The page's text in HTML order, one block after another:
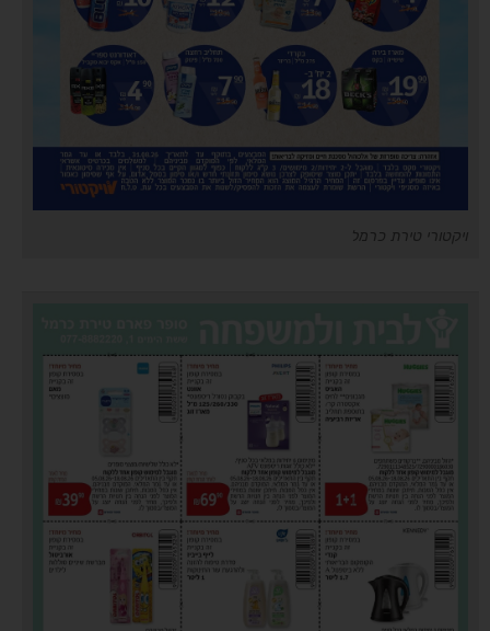
ויקטורי טירת כרמל